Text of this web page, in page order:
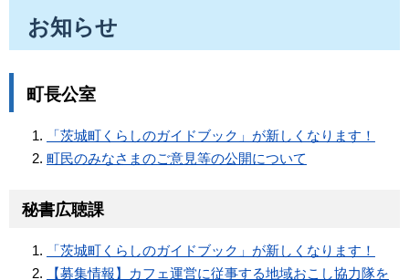
お知らせ
町長公室
「茨城町くらしのガイドブック」が新しくなります！
町民のみなさまのご意見等の公開について
秘書広聴課
「茨城町くらしのガイドブック」が新しくなります！
【募集情報】カフェ運営に従事する地域おこし協力隊を